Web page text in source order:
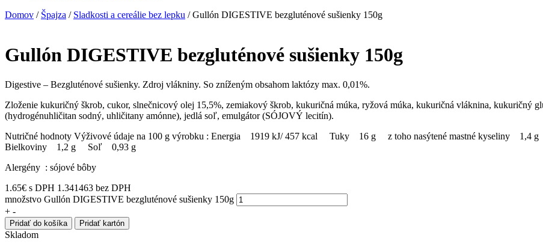
Domov / Špajza / Sladkosti a cereálie bez lepku / Gullón DIGESTIVE bezgluténové sušienky 150g
Gullón DIGESTIVE bezgluténové sušienky 150g
Digestive – Bezgluténové sušienky. Zdroj vlákniny. So zníženým obsahom laktózy max. 0,01%.
Zloženie kukuričný škrob, cukor, slnečnicový olej 15,5%, zemiakový škrob, kukuričná múka, ryžová múka, kukuričná vláknina, kukuričný
(hydrogénuhličitan sodný, uhličitany amónne), jedlá soľ, emulgátor (SÓJOVÝ lecitín).
Nutričné hodnoty Výživové údaje na 100 g výrobku : Energia 1919 kJ/ 457 kcal Tuky 16 g z toho nasýtené mastné
Bielkoviny 1,2 g Soľ 0,93 g
Alergény : sójové bôby
1.65€ s DPH 1.341463 bez DPH
množstvo Gullón DIGESTIVE bezgluténové sušienky 150g
+ -
Pridať do košíka Pridať kartón
Skladom